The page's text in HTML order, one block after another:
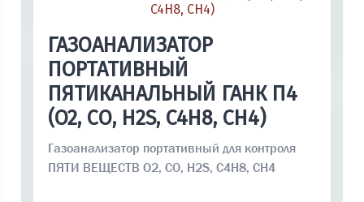
ГАЗОАНАЛИЗАТОР
ПОРТАТИВНЫЙ
ПЯТИКАНАЛЬНЫЙ ГАНК П4
(O2, CO, H2S, C4H8, CH4)
Газоанализатор портативный для контроля
ПЯТИ ВЕЩЕСТВ O2, CO, H2S, C4H8, CH4